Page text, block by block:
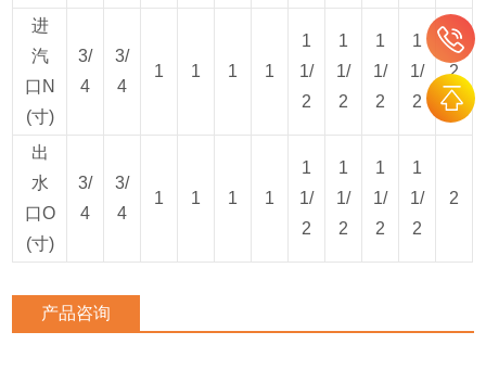
进
汽
口N
(寸)
3/
4
3/
4
1 1 1 1
1
1/
2
1
1/
2
1
1/
2
1
1/
2
2
出
水
口O
(寸)
3/
4
3/
4
1 1 1 1
1
1/
2
1
1/
2
1
1/
2
1
1/
2
2
产品咨询